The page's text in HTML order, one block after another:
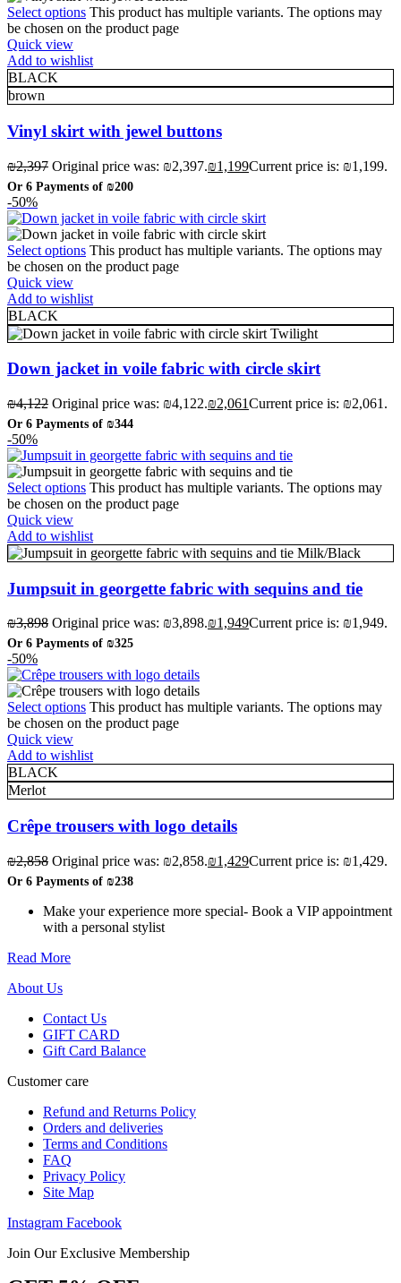
Select options This product has multiple variants. The options may
be chosen on the product page
Quick view
Add to wishlist
BLACK
brown
Vinyl skirt with jewel buttons
₪2,397 Original price was: ₪2,397.₪1,199Current price is: ₪1,199.
Or 6 Payments of ₪200
-50%
Select options This product has multiple variants. The options may
be chosen on the product page
Quick view
Add to wishlist
BLACK
Twilight
Down jacket in voile fabric with circle skirt
₪4,122 Original price was: ₪4,122.₪2,061Current price is: ₪2,061.
Or 6 Payments of ₪344
-50%
Select options This product has multiple variants. The options may
be chosen on the product page
Quick view
Add to wishlist
Milk/Black
Jumpsuit in georgette fabric with sequins and tie
₪3,898 Original price was: ₪3,898.₪1,949Current price is: ₪1,949.
Or 6 Payments of ₪325
-50%
Select options This product has multiple variants. The options may
be chosen on the product page
Quick view
Add to wishlist
BLACK
Merlot
Crêpe trousers with logo details
₪2,858 Original price was: ₪2,858.₪1,429Current price is: ₪1,429.
Or 6 Payments of ₪238
Make your experience more special- Book a VIP appointment
with a personal stylist
Read More
About Us
Contact Us
GIFT CARD
Gift Card Balance
Customer care
Refund and Returns Policy
Orders and deliveries
Terms and Conditions
FAQ
Privacy Policy
Site Map
Instagram Facebook
Join Our Exclusive Membership